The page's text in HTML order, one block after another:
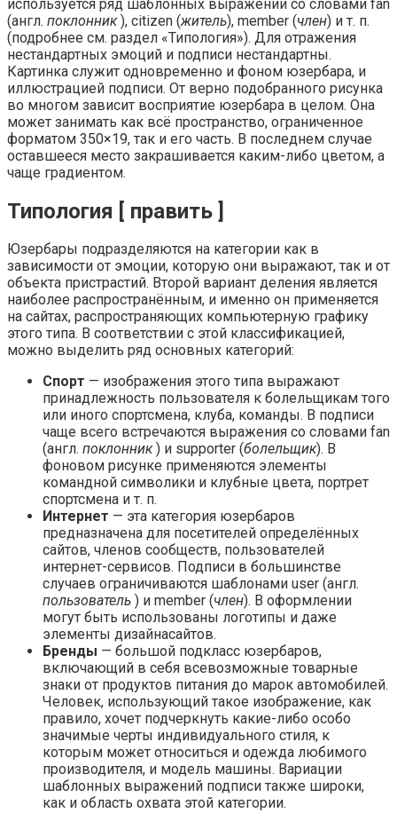
используется ряд шаблонных выражений со словами fan
(англ. поклонник), citizen (житель), member (член) и т. п.
(подробнее см. раздел «Типология»). Для отражения
нестандартных эмоций и подписи нестандартны.
Картинка служит одновременно и фоном юзербара, и
иллюстрацией подписи. От верно подобранного рисунка
во многом зависит восприятие юзербара в целом. Она
может занимать как всё пространство, ограниченное
форматом 350×19, так и его часть. В последнем случае
оставшееся место закрашивается каким-либо цветом, а
чаще градиентом.
Типология [ править ]
Юзербары подразделяются на категории как в
зависимости от эмоции, которую они выражают, так и от
объекта пристрастий. Второй вариант деления является
наиболее распространённым, и именно он применяется
на сайтах, распространяющих компьютерную графику
этого типа. В соответствии с этой классификацией,
можно выделить ряд основных категорий:
Спорт — изображения этого типа выражают
принадлежность пользователя к болельщикам того
или иного спортсмена, клуба, команды. В подписи
чаще всего встречаются выражения со словами fan
(англ. поклонник) и supporter (болельщик). В
фоновом рисунке применяются элементы
командной символики и клубные цвета, портрет
спортсмена и т. п.
Интернет — эта категория юзербаров
предназначена для посетителей определённых
сайтов, членов сообществ, пользователей
интернет-сервисов. Подписи в большинстве
случаев ограничиваются шаблонами user (англ.
пользователь ) и member (член). В оформлении
могут быть использованы логотипы и даже
элементы дизайнасайтов.
Бренды — большой подкласс юзербаров,
включающий в себя всевозможные товарные
знаки от продуктов питания до марок автомобилей.
Человек, использующий такое изображение, как
правило, хочет подчеркнуть какие-либо особо
значимые черты индивидуального стиля, к
которым может относиться и одежда любимого
производителя, и модель машины. Вариации
шаблонных выражений подписи также широки,
как и область охвата этой категории.